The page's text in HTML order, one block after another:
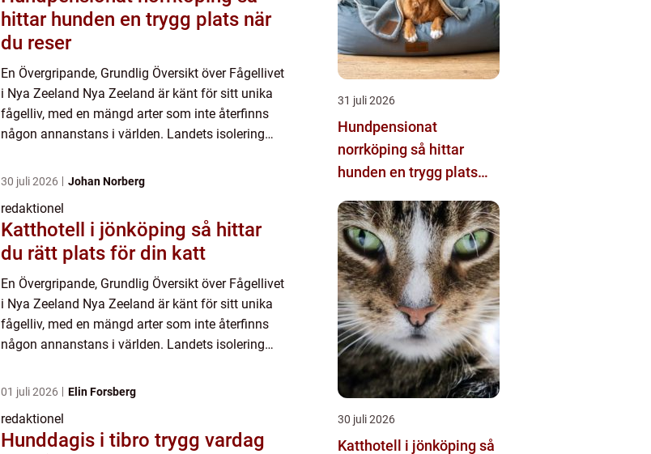
hittar hunden en trygg plats när
du reser
En Övergripande, Grundlig Översikt över Fågellivet
i Nya Zeeland Nya Zeeland är känt för sitt unika
fågelliv, med en mängd arter som inte återfinns
någon annanstans i världen. Landets isolering
många av f...
30 juli 2026 Johan Norberg
redaktionel
Katthotell i jönköping så hittar
du rätt plats för din katt
En Övergripande, Grundlig Översikt över Fågellivet
i Nya Zeeland Nya Zeeland är känt för sitt unika
fågelliv, med en mängd arter som inte återfinns
någon annanstans i världen. Landets isolering
många av f...
01 juli 2026 Elin Forsberg
redaktionel
Hunddagis i tibro trygg vardag
31 juli 2026
Hundpensionat
norrköping så hittar
hunden en trygg plats
30 juli 2026
Katthotell i jönköping så